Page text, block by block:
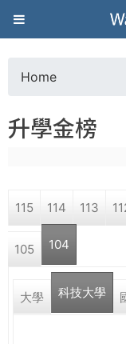
葳
格
高
學
o
a
r
e
Home
升學金榜
115 114 113
105 104
大學 科技大學